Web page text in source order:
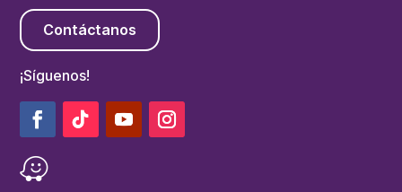
Contáctanos
¡Síguenos!